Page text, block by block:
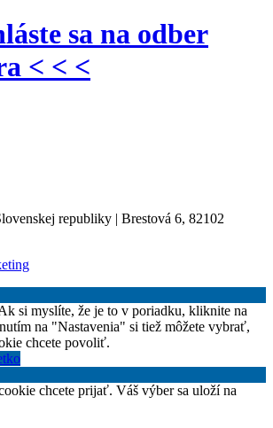
sa na odber
< < <
republiky | Brestová 6, 82102
si myslíte, že je to v poriadku, kliknite na
na "Nastavenia" si tiež môžete vybrať,
chcete povoliť.
chcete prijať. Váš výber sa uloží na